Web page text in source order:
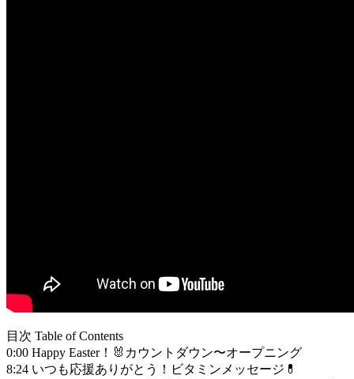
目次 Table of Contents
0:00 Happy Easter！🐰カウントダウン〜オープニング
8:24 いつも応援ありがとう！ビタミンメッセージ💊